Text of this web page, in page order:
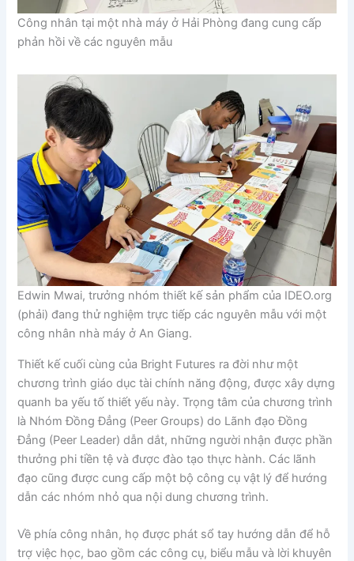
Công nhân tại một nhà máy ở Hải Phòng đang cung cấp
phản hồi về các nguyên mẫu
Edwin Mwai, trưởng nhóm thiết kế sản phẩm của IDEO.org
(phải) đang thử nghiệm trực tiếp các nguyên mẫu với một
công nhân nhà máy ở An Giang.
Thiết kế cuối cùng của Bright Futures ra đời như một
chương trình giáo dục tài chính năng động, được xây dựng
quanh ba yếu tố thiết yếu này. Trọng tâm của chương trình
là Nhóm Đồng Đẳng (Peer Groups) do Lãnh đạo Đồng
Đẳng (Peer Leader) dẫn dắt, những người nhận được phần
thưởng phi tiền tệ và được đào tạo thực hành. Các lãnh
đạo cũng được cung cấp một bộ công cụ vật lý để hướng
dẫn các nhóm nhỏ qua nội dung chương trình.
Về phía công nhân, họ được phát sổ tay hướng dẫn để hỗ
trợ việc học, bao gồm các công cụ, biểu mẫu và lời khuyên